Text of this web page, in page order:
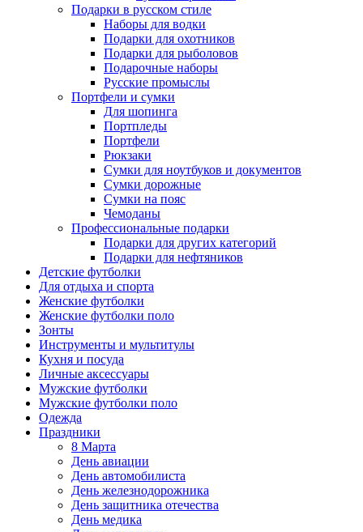
Подарки в русском стиле
Наборы для водки
Подарки для охотников
Подарки для рыболовов
Подарочные наборы
Русские промыслы
Портфели и сумки
Для шопинга
Портпледы
Портфели
Рюкзаки
Сумки для ноутбуков и документов
Сумки дорожные
Сумки на пояс
Чемоданы
Профессиональные подарки
Подарки для других категорий
Подарки для нефтяников
Детские футболки
Для отдыха и спорта
Женские футболки
Женские футболки поло
Зонты
Инструменты и мультитулы
Кухня и посуда
Личные аксессуары
Мужские футболки
Мужские футболки поло
Одежда
Праздники
8 Марта
День авиации
День автомобилиста
День железнодорожника
День защитника отечества
День медика